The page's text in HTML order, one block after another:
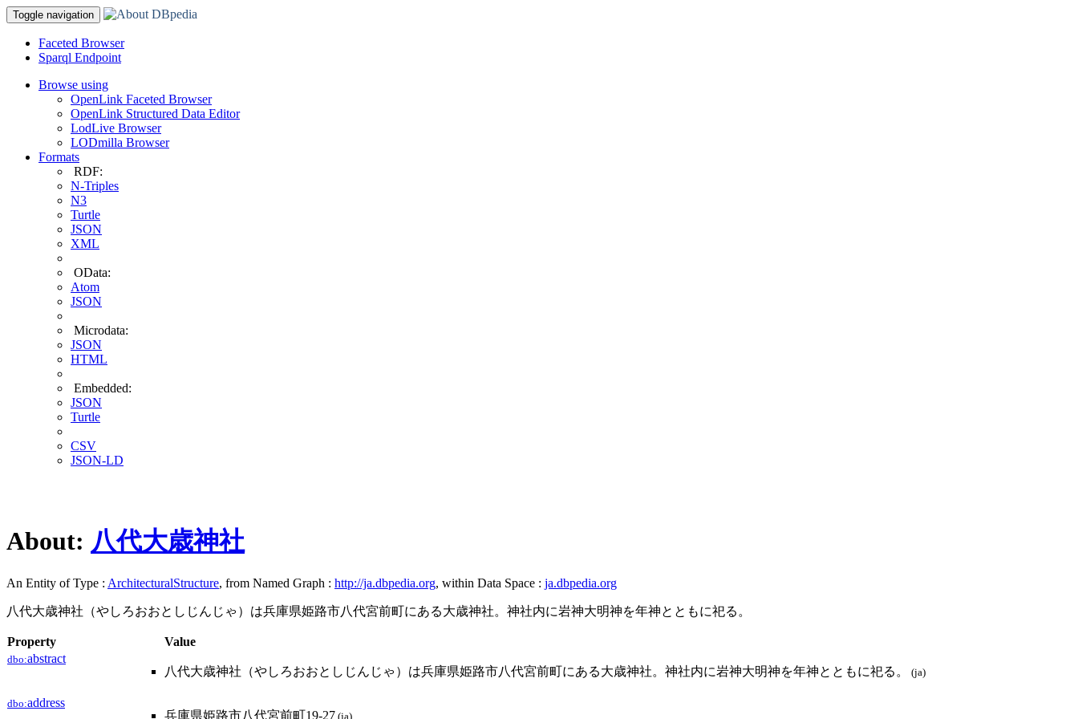
Toggle navigation
Faceted Browser
Sparql Endpoint
Browse using
OpenLink Faceted Browser
OpenLink Structured Data Editor
LodLive Browser
LODmilla Browser
Formats
RDF:
N-Triples
N3
Turtle
JSON
XML
OData:
Atom
JSON
Microdata:
JSON
HTML
Embedded:
JSON
Turtle
CSV
JSON-LD
About: 八代大歳神社
An Entity of Type : ArchitecturalStructure, from Named Graph : http://ja.dbpedia.org, within Data Space : ja.dbpedia.org
八代大歳神社（やしろおおとしじんじゃ）は兵庫県姫路市八代宮前町にある大歳神社。神社内に岩神大明神を年神とともに祀る。
Property Value
dbo:abstract
八代大歳神社（やしろおおとしじんじゃ）は兵庫県姫路市八代宮前町にある大歳神社。神社内に岩神大明神を年神とともに祀る。
(ja)
dbo:address
兵庫県姫路市八代宮前町19-27